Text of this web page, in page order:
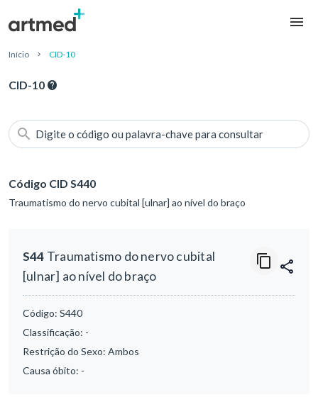
Início CID-10
CID-10
Digite o código ou palavra-chave para consultar
Código CID S440
Traumatismo do nervo cubital [ulnar] ao nível do braço
S44 Traumatismo do nervo cubital
[ulnar] ao nível do braço
Código: S440
Classificação: -
Restrição do Sexo: Ambos
Causa óbito: -